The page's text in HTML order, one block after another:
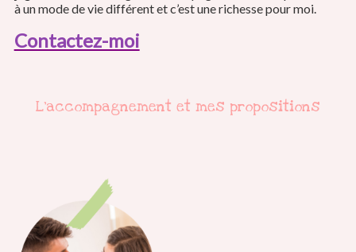
à un mode de vie différent et c’est une richesse pour moi.
Contactez-moi
L’accompagnement et mes propositions